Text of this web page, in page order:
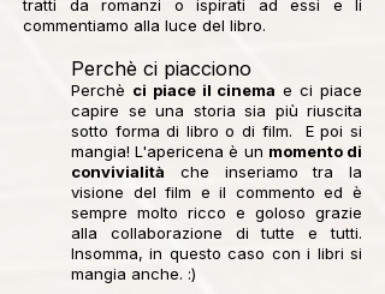
tratti da romanzi o ispirati ad essi e li
commentiamo alla luce del libro.
Perchè ci piacciono
Perchè ci piace il cinema e ci piace
capire se una storia sia più riuscita
sotto forma di libro o di film. E poi si
mangia! L'apericena è un momento di
convivialità che inseriamo tra la
visione del film e il commento ed è
sempre molto ricco e goloso grazie
alla collaborazione di tutte e tutti.
Insomma, in questo caso con i libri si
mangia anche. :)